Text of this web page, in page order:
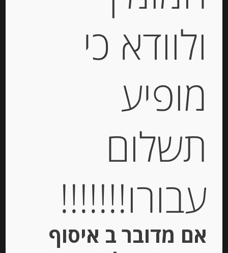
קרפ ברטון צרפתי בטעם קרמל וחמאה
מלוחה Paysan Breton
41.00
מחיר ל 100 גרם: 17.83 ש"ח
יחידות
הוספה לסל
ולוודא כי
מופיע
תשלום
עבורו!!!!!!!
אם מדובר ב איסוף